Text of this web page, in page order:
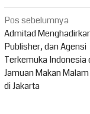
Navigasi
pos
Pos sebelumnya
Admitad
Publisher, dan Agensi
Terkemuka Indonesia
Jamuan Makan
di Jakarta